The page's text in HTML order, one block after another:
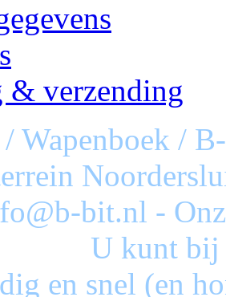
& verzending
Wapenboek /
bit.nl -
U kunt bij
en snel (en